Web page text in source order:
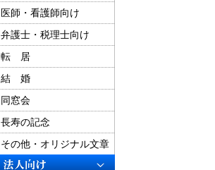
医師・看護師向け
弁護士・税理士向け
転 居
結 婚
同窓会
長寿の記念
その他・オリジナル文章